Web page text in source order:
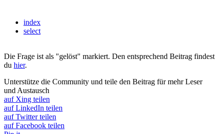
index
select
Die Frage ist als "gelöst" markiert. Den entsprechend Beitrag findest
du hier.
Unterstütze die Community und teile den Beitrag für mehr Leser
und Austausch
auf Xing teilen
auf LinkedIn teilen
auf Twitter teilen
auf Facebook teilen